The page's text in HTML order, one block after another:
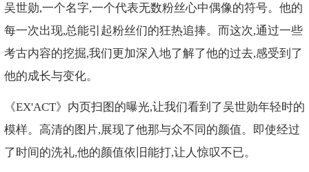
吴世勋,一个名字,一个代表无数粉丝心中偶像的符号。他的
每一次出现,总能引起粉丝们的狂热追捧。而这次,通过一些
考古内容的挖掘,我们更加深入地了解了他的过去,感受到了
他的成长与变化。
《EX'ACT》内页扫图的曝光,让我们看到了吴世勋年轻时的
模样。高清的图片,展现了他那与众不同的颜值。即使经过
了时间的洗礼,他的颜值依旧能打,让人惊叹不已。